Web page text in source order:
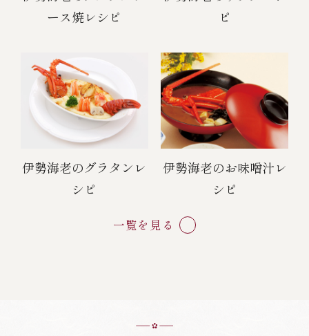
ース焼レシピ
ピ
伊勢海老のグラタンレ
シピ
伊勢海老のお味噌汁レ
シピ
一覧を見る